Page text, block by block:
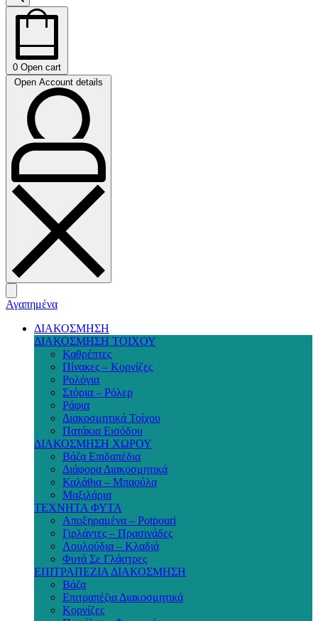
0 Open cart
Open Account details
Αγαπημένα
ΔΙΑΚΟΣΜΗΣΗ
ΔΙΑΚΟΣΜΗΣΗ ΤΟΙΧΟΥ
Καθρέπτες
Πίνακες – Κορνίζες
Ρολόγια
Στόρια – Ρόλερ
Ράφια
Διακοσμητικά Τοίχου
Πατάκια Εισόδου
ΔΙΑΚΟΣΜΗΣΗ ΧΩΡΟΥ
Βάζα Επιδαπέδια
Διάφορα Διακοσμητικά
Καλάθια – Μπαούλα
Μαξιλάρια
ΤΕΧΝΗΤΑ ΦΥΤΑ
Αποξηραμένα – Potpouri
Γιρλάντες – Πρασινάδες
Λουλούδια – Κλαδιά
Φυτά Σε Γλάστρες
ΕΠΙΤΡΑΠΕΖΙΑ ΔΙΑΚΟΣΜΗΣΗ
Βάζα
Επιτραπέζια Διακοσμητικά
Κορνίζες